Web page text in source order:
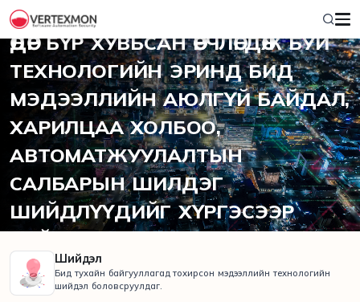
2012 ОНООС ХОЙШ
ӨДӨР БҮР ХУВЬСАН ӨӨРЧЛӨГДӨЖ БУЙ
ТЕХНОЛОГИЙН ЭРИНД БИД
МЭДЭЭЛЛИЙН АЮЛГҮЙ БАЙДАЛ,
ХАРИЛЦАА ХОЛБОО,
АВТОМАТЖУУЛАЛТЫН
САЛБАРЫН ШИЛДЭГ
ШИЙДЛҮҮДИЙГ ХҮРГЭСЭЭР
БАЙНА.
Шийдэл
Бид тухайн байгууллагад тохирсон мэдээллийн технологийн
шийдэл боловсруулдаг.